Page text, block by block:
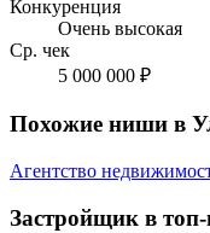
Конкуренция
Очень высокая
Ср. чек
5 000 000 ₽
Похожие ниши в
Агентство
Застройщик в топ-